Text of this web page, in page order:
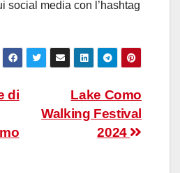
social media con l’hashtag
Lake Como
Walking Festival
2024
di